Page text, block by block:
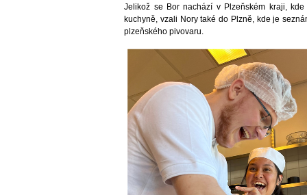
Jelikož se Bor nachází v Plzeňském kraji,
kuchyně, vzali Nory také do Plzně, kde je
plzeňského pivovaru.